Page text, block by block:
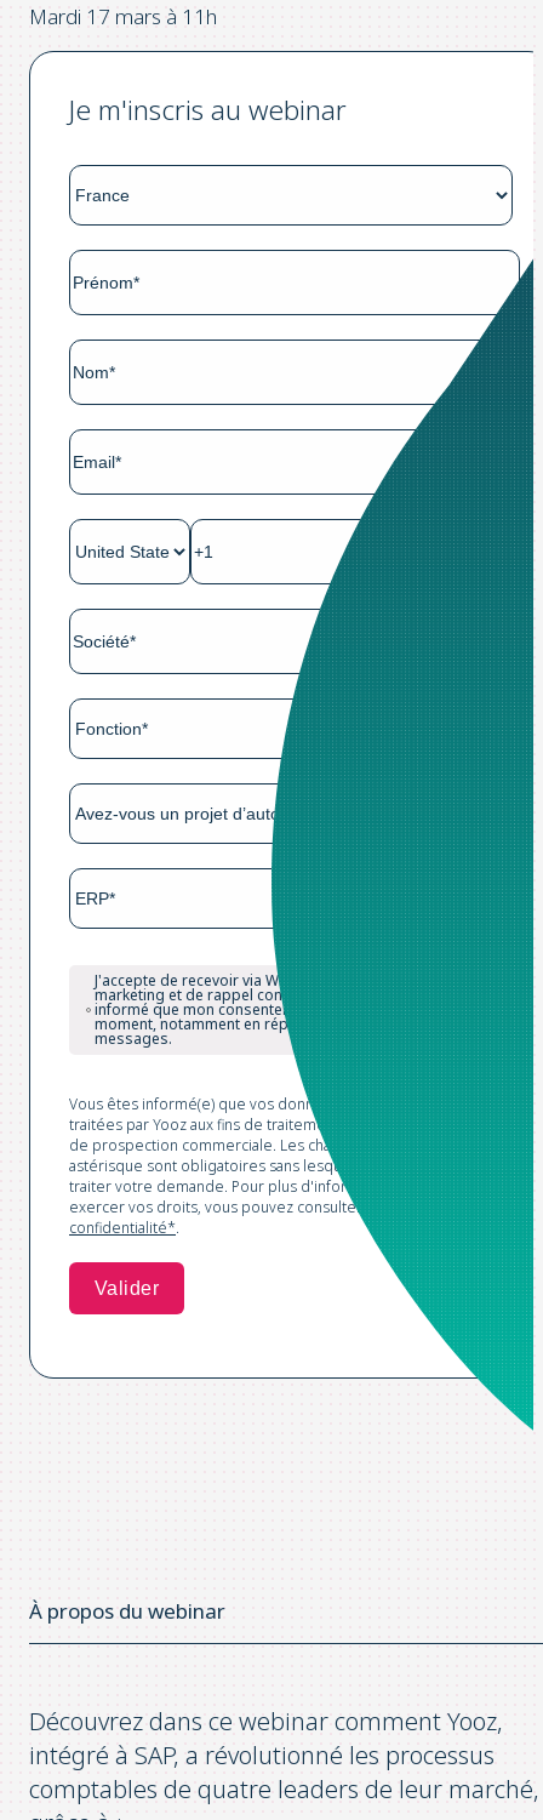
Mardi 17 mars à 11h
Je m'inscris au webinar
J'accepte de recevoir via WhatsApp des messages de
marketing et de rappel concernant ce webinar. Je suis
informé que mon consentement peut être retiré à tout
moment, notamment en répondant "STOP" aux
messages.
Vous êtes informé(e) que vos données sont collectées et
traitées par Yooz aux fins de traitement de votre demande et
de prospection commerciale. Les champs marqués d'un
astérisque sont obligatoires sans lesquels nous ne pourrions
traiter votre demande. Pour plus d'informations et pour
exercer vos droits, vous pouvez consulter notrePolitique de
confidentialité*.
À propos du webinar
Découvrez dans ce webinar comment Yooz,
intégré à SAP, a révolutionné les processus
comptables de quatre leaders de leur marché,